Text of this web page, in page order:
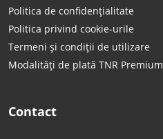
Politica de confidențialitate
Politica privind cookie-urile
Termeni și condiții de utilizare
Modalități de plată TNR Premium
Contact